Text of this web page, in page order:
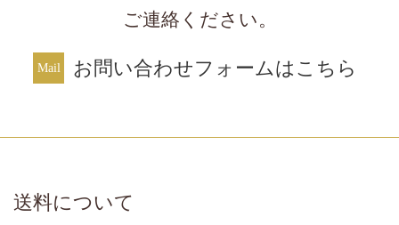
ご連絡ください。
お問い合わせフォームはこちら
送料について